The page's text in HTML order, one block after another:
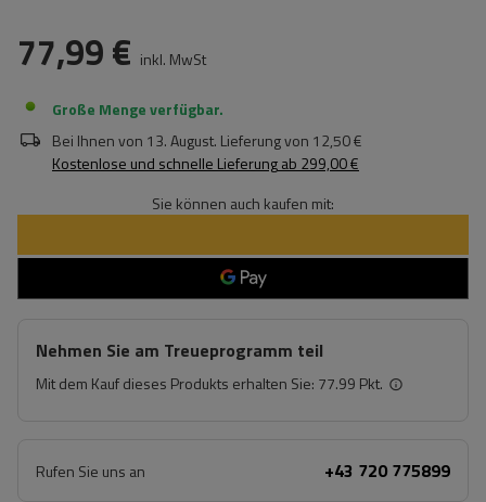
77,99 € inkl. MwSt
Große Menge verfügbar
Bei Ihnen von 13. August. Lieferung von 12,50 €
Kostenlose und schnelle Lieferungab 299,00 €
Sie können auch kaufen mit:
Nehmen Sie am Treueprogramm teil
Mit dem Kauf dieses Produkts erhalten Sie: 77.99 Pkt.
Rufen Sie uns an +43 720 775899